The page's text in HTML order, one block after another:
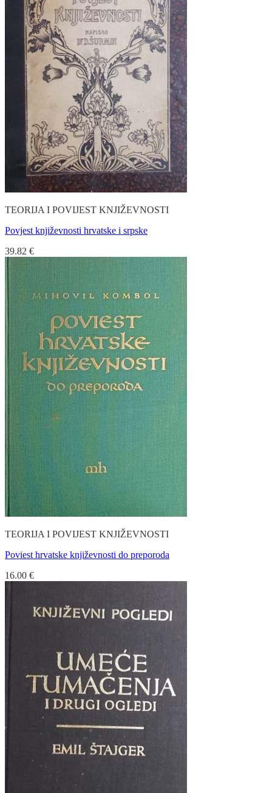
TEORIJA I POVIJEST KNJIŽEVNOSTI
Povjest književnosti hrvatske i srpske
39.82 €
TEORIJA I POVIJEST KNJIŽEVNOSTI
Poviest hrvatske književnosti do preporoda
16.00 €